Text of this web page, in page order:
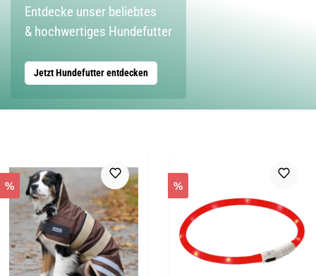
Entdecke unser beliebtes
& hochwertiges Hundefutter
Jetzt Hundefutter entdecken
% %